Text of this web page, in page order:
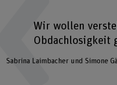
Wir wollen
Obdachlosigkeit
Sabrina Laimbacher und Simone